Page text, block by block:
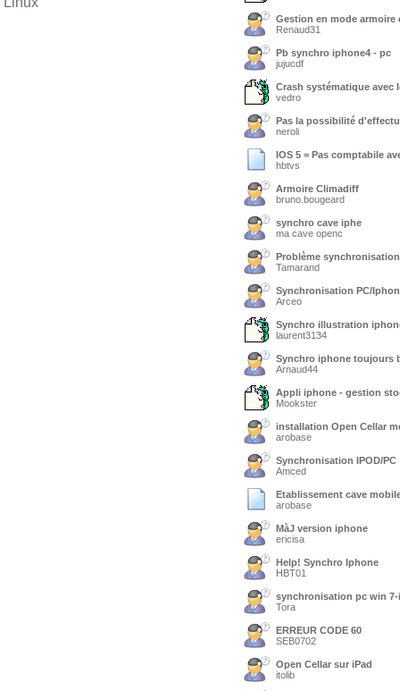
Gestion en mode armoire
Renaud31
Pb synchro iphone4 - pc
jujucdf
Crash systématique avec
vedro
Pas la possibilité
neroli
IOS 5 = Pas comptabile
hbtvs
Armoire Climadiff
bruno.bougeard
synchro cave iphe
ma cave openc
Problème
Tamarand
Synchronisation PC/
Arceo
Synchro illustration
laurent3134
Synchro iphone toujours
Arnaud44
Appli iphone - gestion
Mookster
installation Open Cellar
arobase
Synchronisation IPOD/PC
Amced
Etablissement cave
arobase
MàJ version iphone
ericisa
Help! Synchro Iphone
HBT01
synchronisation pc win
Tora
ERREUR CODE 60
SEB0702
Open Cellar sur iPad
itolib